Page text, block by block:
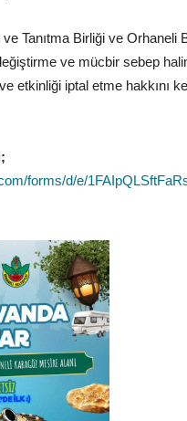
Tanıtma Birliği ve Orhaneli
ve mücbir sebep
etkinliği iptal etme hakkını
forms/d/e/